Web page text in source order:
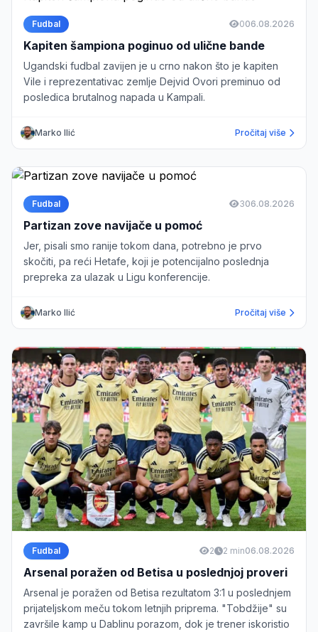
Fudbal 006.08.2026
Kapiten šampiona poginuo od ulične bande
Ugandski fudbal zavijen je u crno nakon što je kapiten
Vile i reprezentativac zemlje Dejvid Ovori preminuo od
posledica brutalnog napada u Kampali.
Marko Ilić Pročitaj više
Fudbal 306.08.2026
Partizan zove navijače u pomoć
Jer, pisali smo ranije tokom dana, potrebno je prvo
skočiti, pa reći Hetafe, koji je potencijalno poslednja
prepreka za ulazak u Ligu konferencije.
Marko Ilić Pročitaj više
Fudbal 2 2 min06.08.2026
Arsenal poražen od Betisa u poslednjoj proveri
Arsenal je poražen od Betisa rezultatom 3:1 u poslednjem
prijateljskom meču tokom letnjih priprema. "Tobdžije" su
završile kamp u Dablinu porazom, dok je trener iskoristio